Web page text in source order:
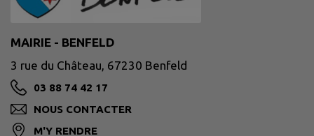
MAIRIE - BENFELD
3 rue du Château, 67230 Benfeld
03 88 74 42 17
NOUS CONTACTER
M'Y RENDRE